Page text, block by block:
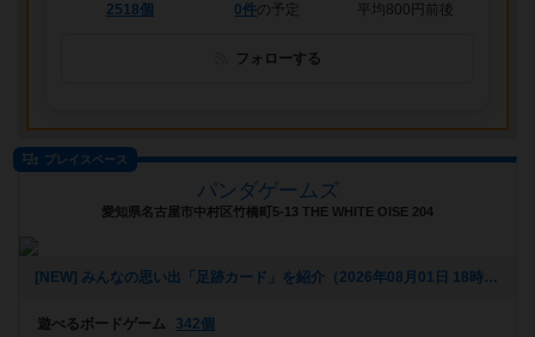
2518個
0件の予定
平均800円前後
フォローする
プレイスペース
パンダゲームズ
愛知県名古屋市中村区竹橋町5-13 THE WHITE OISE 204
[NEW] みんなの思い出「足跡カード」を紹介（2026年08月01日 18時17分）
遊べるボードゲーム
342個